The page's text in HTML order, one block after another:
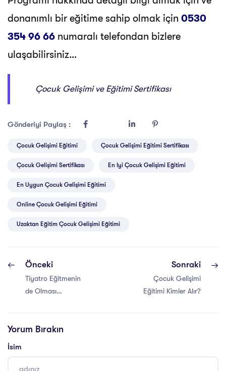
donanımlı bir eğitime sahip olmak için 0530
354 96 66 numaralı telefondan bizlere
ulaşabilirsiniz…
Çocuk Gelişimi ve Eğitimi Sertifikası
Gönderiyi Paylaş :
Çocuk Gelişimi Eğitimi Çocuk Gelişimi Eğitimi Sertifikası
Çocuk Gelişimi Sertifikası En Iyi Çocuk Gelişimi Eğitimi
En Uygun Çocuk Gelişimi Eğitimi
Online Çocuk Gelişimi Eğitimi
Uzaktan Eğitim Çocuk Gelişimi Eğitimi
Önceki
Tiyatro Eğitmenin
de Olması
Sonraki
Çocuk Gelişimi
Eğitimi Kimler Alır?
Yorum Bırakın
İsim